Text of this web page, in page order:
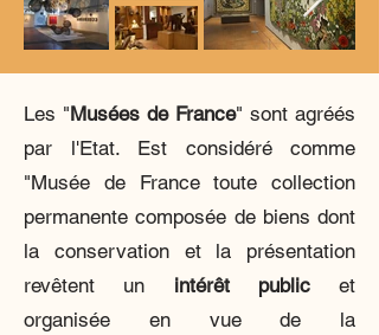
Les "Musées de France" sont agréés
par l'Etat. Est considéré comme
"Musée de France toute collection
permanente composée de biens dont
la conservation et la présentation
revêtent un intérêt publicet
organisée en vue de la